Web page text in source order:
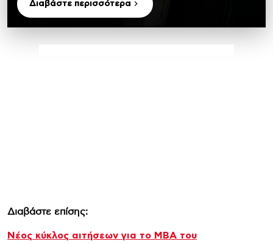
Διαβάστε περισσότερα
Διαβάστε επίσης:
Νέος κύκλος αιτήσεων για το MBA του